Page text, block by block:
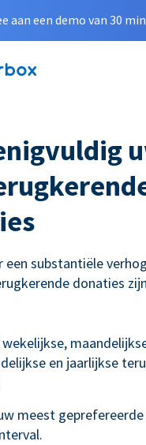
aan een demo van 30
een substantiële
donaties
en jaarlijkse
meest